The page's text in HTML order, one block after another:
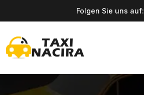
Folgen Sie uns auf: